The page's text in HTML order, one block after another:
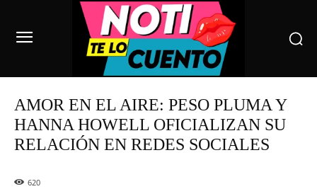
AMOR EN EL AIRE: PESO PLUMA Y
HANNA HOWELL OFICIALIZAN SU
RELACIÓN EN REDES SOCIALES
620